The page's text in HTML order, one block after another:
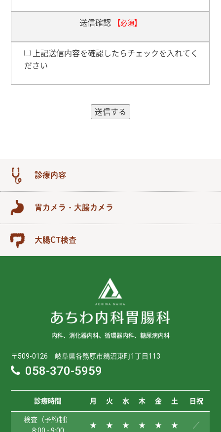
送信確認 【必須】
上記送信内容を確認したらチェックを入れてく
ださい
診療内容
胃カメラ・大腸カメラ
大腸CT検査
内科、消化器内科、循環器内科、糖尿病内科
〒509-0126 岐阜県各務原市鵜沼東町1丁目113
058-370-5959
診療時間 月 火 水 木 金 土 日祝
検査（予約制）
8:00 - 9:00
★ ★ ★ ★ ★ ★ ／